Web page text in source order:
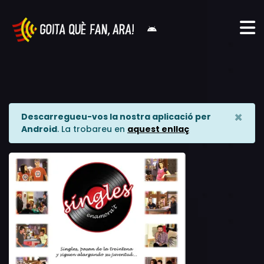
Descarregueu-vos la nostra aplicació per
Android. La trobareu en aquest enllaç
×